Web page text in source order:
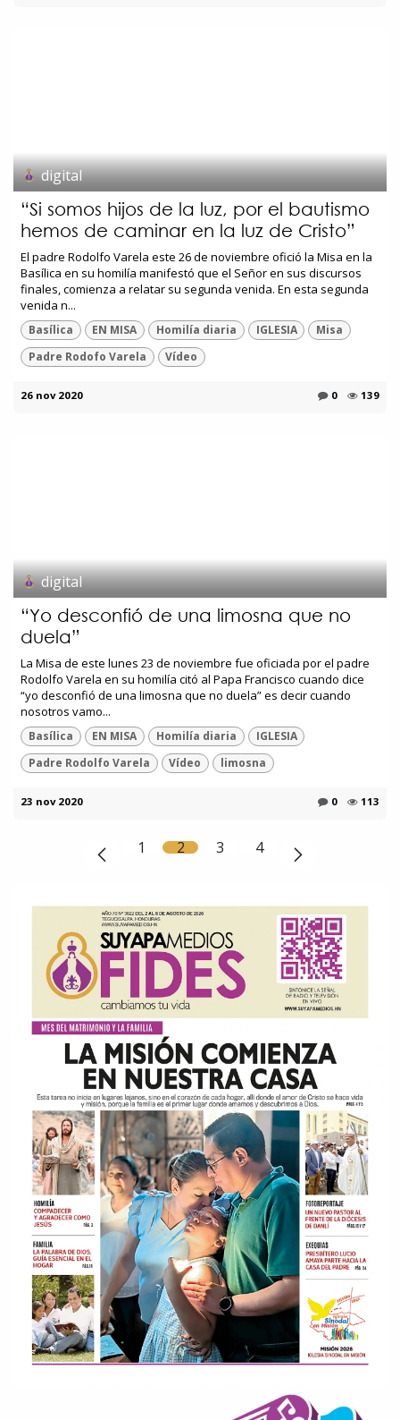
digital
“Si somos hijos de la luz, por el bautismo
hemos de caminar en la luz de Cristo”
El padre Rodolfo Varela este 26 de noviembre ofició la Misa en la
Basílica en su homilía manifestó que el Señor en sus discursos
finales, comienza a relatar su segunda venida. En esta segunda
venida n...
Basílica EN MISA Homilía diaria IGLESIA
Misa
Padre Rodofo Varela
Vídeo
26 nov 2020 0 139
digital
“Yo desconfió de una limosna que no
duela”
La Misa de este lunes 23 de noviembre fue oficiada por el padre
Rodolfo Varela en su homilía citó al Papa Francisco cuando dice
“yo desconfió de una limosna que no duela” es decir cuando
nosotros vamo...
Basílica EN MISA Homilía diaria
IGLESIA
Padre Rodolfo Varela
Vídeo limosna
23 nov 2020 0 113
1 2 3 4